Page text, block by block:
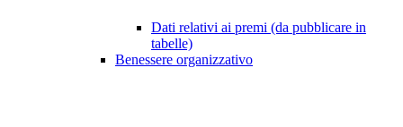
Dati relativi ai premi (da pubblicare in
tabelle)
Benessere organizzativo